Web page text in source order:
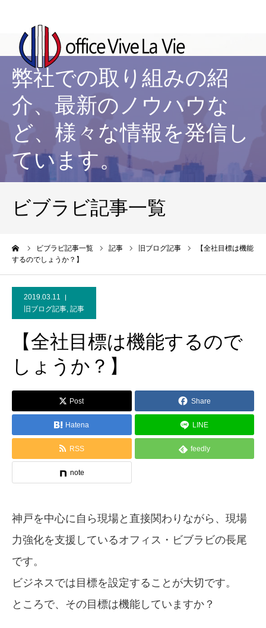
弊社での取り組みの紹
介、最新のノウハウな
ど、様々な情報を発信し
ています。
ビブラビ記事一覧
ビブラビ記事一覧 記事 旧ブログ記事
【全社目標は機能
するのでしょうか？】
2019.03.11
旧ブログ記事, 記事
【全社目標は機能するので
しょうか？】
Post Share
Hatena LINE
RSS feedly
note
神戸を中心に自ら現場と直接関わりながら、現場
力強化を支援しているオフィス・ビブラビの長尾
です。
ビジネスでは目標を設定することが大切です。
ところで、その目標は機能していますか？